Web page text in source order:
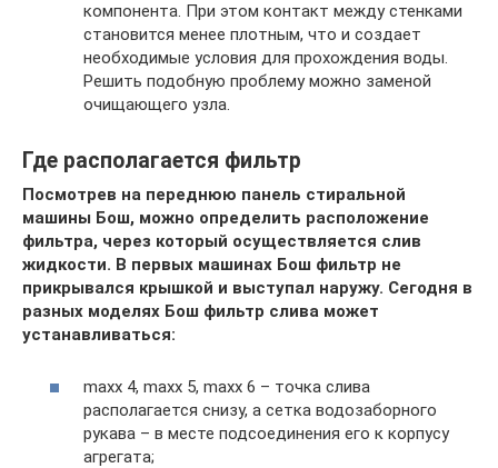
компонента. При этом контакт между стенками
становится менее плотным, что и создает
необходимые условия для прохождения воды.
Решить подобную проблему можно заменой
очищающего узла.
Где располагается фильтр
Посмотрев на переднюю панель стиральной
машины Бош, можно определить расположение
фильтра, через который осуществляется слив
жидкости. В первых машинах Бош фильтр не
прикрывался крышкой и выступал наружу. Сегодня в
разных моделях Бош фильтр слива может
устанавливаться:
maxx 4, maxx 5, maxx 6 – точка слива
располагается снизу, а сетка водозаборного
рукава – в месте подсоединения его к корпусу
агрегата;